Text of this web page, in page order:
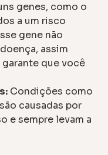
genes, como o
a um risco
gene não
assim
que você
Condições como
causadas por
e sempre levam a